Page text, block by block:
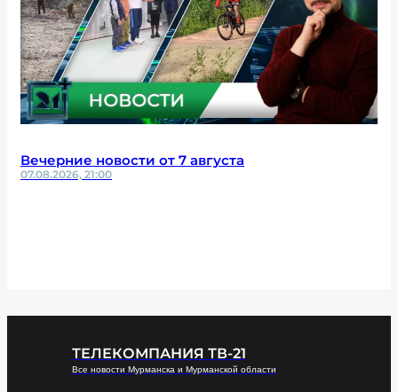
Вечерние новости от 7 августа
07.08.2026, 21:00
ТЕЛЕКОМПАНИЯ ТВ-21
Все новости Мурманска и Мурманской области